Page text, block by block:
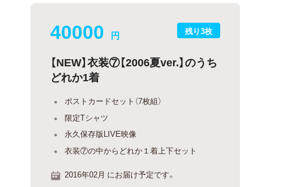
残り3枚
40000 円
【NEW】衣装⑦【2006夏ver.】のうち
どれか1着
ポストカードセット（7枚組）
限定Tシャツ
永久保存版LIVE映像
衣装⑦の中からどれか１着上下セット
2016年02月 にお届け予定です。